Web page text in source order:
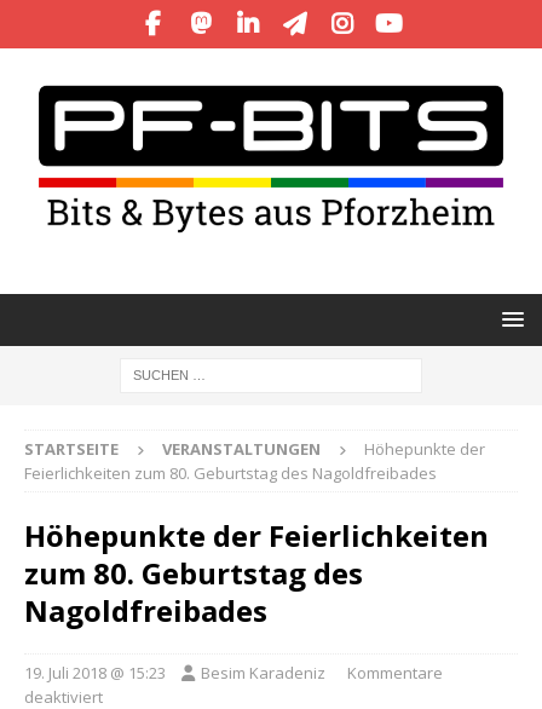
STARTSEITE VERANSTALTUNGEN
Höhepunkte der
Feierlichkeiten zum 80. Geburtstag des Nagoldfreibades
Höhepunkte der Feierlichkeiten
zum 80. Geburtstag des
Nagoldfreibades
19. Juli 2018 @ 15:23 Besim Karadeniz
Kommentare
deaktiviert